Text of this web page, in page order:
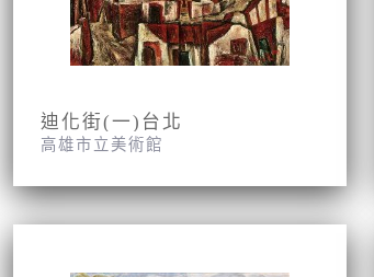
迪化街(一)台北
高雄市立美術館